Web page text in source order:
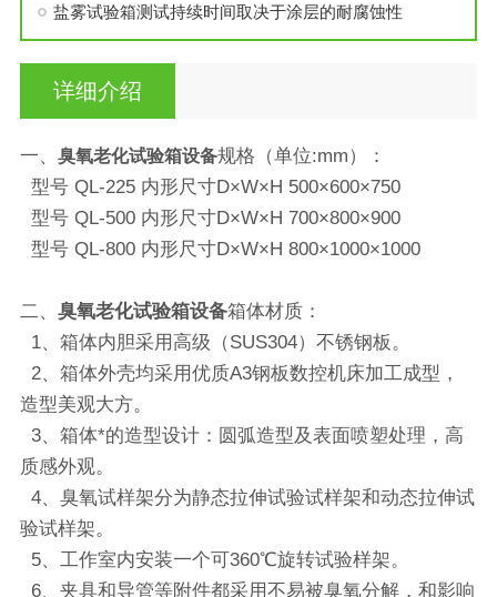
盐雾试验箱测试持续时间取决于涂层的耐腐蚀性
详细介绍
一、 臭氧老化试验箱设备规格（单位:mm）：
型号 QL-225 内形尺寸D×W×H 500×600×750
型号 QL-500 内形尺寸D×W×H 700×800×900
型号 QL-800 内形尺寸D×W×H 800×1000×1000
二、 臭氧老化试验箱设备箱体材质：
1、箱体内胆采用高级（SUS304）不锈钢板。
2、箱体外壳均采用优质A3钢板数控机床加工成型，
造型美观大方。
3、箱体*的造型设计：圆弧造型及表面喷塑处理，高
质感外观。
4、臭氧试样架分为静态拉伸试验试样架和动态拉伸试
验试样架。
5、工作室内安装一个可360℃旋转试验样架。
6、夹具和导管等附件都采用不易被臭氧分解，和影响